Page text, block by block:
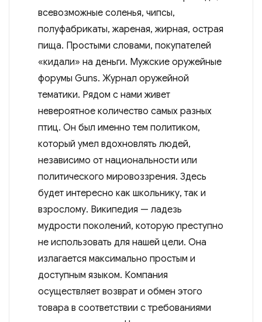
всевозможные соленья, чипсы,
полуфабрикаты, жареная, жирная, острая
пища. Простыми словами, покупателей
«кидали» на деньги. Мужские оружейные
форумы Guns. Журнал оружейной
тематики. Рядом с нами живет
невероятное количество самых разных
птиц. Он был именно тем политиком,
который умел вдохновлять людей,
независимо от национальности или
политического мировоззрения. Здесь
будет интересно как школьнику, так и
взрослому. Википедия — ладезь
мудрости поколений, которую преступно
не использовать для нашей цели. Она
излагается максимально простым и
доступным языком. Компания
осуществляет возврат и обмен этого
товара в соответствии с требованиями